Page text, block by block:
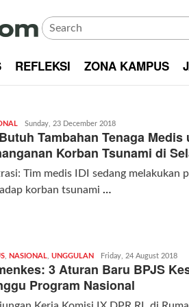
REFLEKSI ZONA KAMPUS
Redaksi
|
Sunday, 23 December 2018
Tambahan Tenaga Medis
Korban Tsunami di
Tim medis IDI sedang melakukan
korban tsunami …
NASIONAL UNGGULAN Redaksi
|
Friday, 24 August 2018
3 Aturan Baru BPJS
Program Nasional